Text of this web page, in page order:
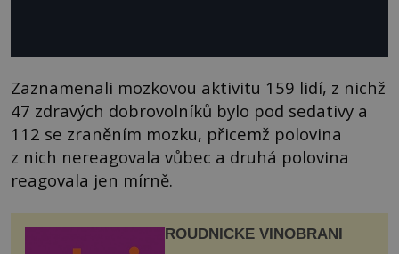
Zaznamenali mozkovou aktivitu 159 lidí, z nichž
47 zdravých dobrovolníků bylo pod sedativy a
112 se zraněním mozku, přicemž polovina
z nich nereagovala vůbec a druhá polovina
reagovala jen mírně.
ROUDNICKÉ VINOBRANÍ